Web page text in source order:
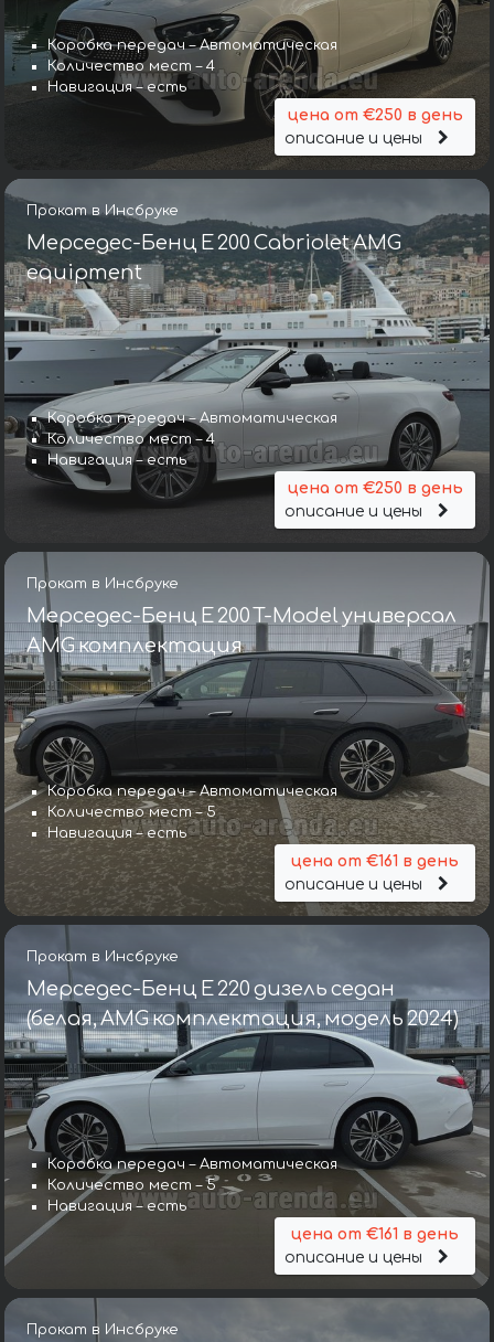
Коробка передач – Автоматическая
Количество мест – 4
Навигация – есть
цена от €250 в день
описание и цены
Прокат в Инсбруке
Мерседес-Бенц E 200 Cabriolet AMG
equipment
Коробка передач – Автоматическая
Количество мест – 4
Навигация – есть
цена от €250 в день
описание и цены
Прокат в Инсбруке
Мерседес-Бенц E 200 T-Model универсал
AMG комплектация
Коробка передач – Автоматическая
Количество мест – 5
Навигация – есть
цена от €161 в день
описание и цены
Прокат в Инсбруке
Мерседес-Бенц E 220 дизель седан
(белая, AMG комплектация, модель 2024)
Коробка передач – Автоматическая
Количество мест – 5
Навигация – есть
цена от €161 в день
описание и цены
Прокат в Инсбруке